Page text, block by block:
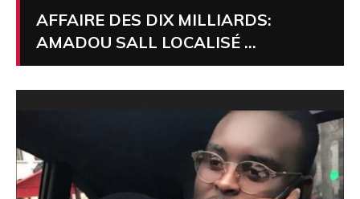
AFFAIRE DES DIX MILLIARDS:
AMADOU SALL LOCALISÉ …